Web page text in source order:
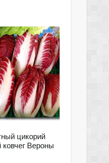
цикорий
Вероны